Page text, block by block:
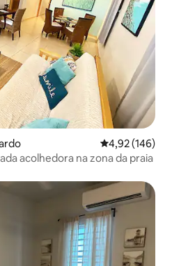
Classificação
4,92 (146)
acolhedora na zona da praia